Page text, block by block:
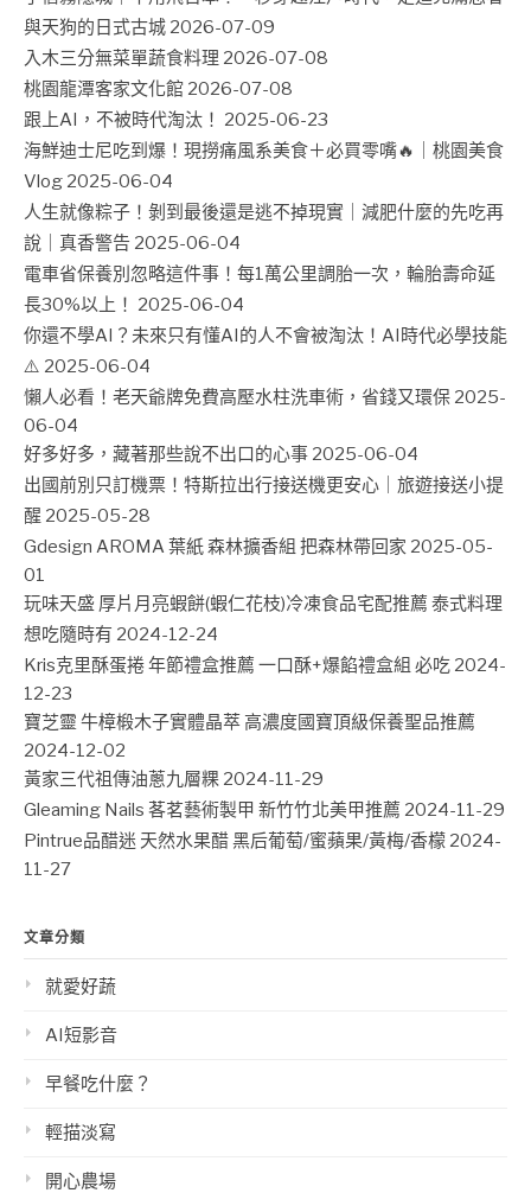
與天狗的日式古城 2026-07-09
入木三分無菜單蔬食料理 2026-07-08
桃園龍潭客家文化館 2026-07-08
跟上AI，不被時代淘汰！ 2025-06-23
海鮮迪士尼吃到爆！現撈痛風系美食＋必買零嘴🔥｜桃園美食
Vlog 2025-06-04
人生就像粽子！剝到最後還是逃不掉現實｜減肥什麼的先吃再
說｜真香警告 2025-06-04
電車省保養別忽略這件事！每1萬公里調胎一次，輪胎壽命延
長30%以上！ 2025-06-04
你還不學AI？未來只有懂AI的人不會被淘汰！AI時代必學技能
⚠️ 2025-06-04
懶人必看！老天爺牌免費高壓水柱洗車術，省錢又環保 2025-
06-04
好多好多，藏著那些說不出口的心事 2025-06-04
出國前別只訂機票！特斯拉出行接送機更安心｜旅遊接送小提
醒 2025-05-28
Gdesign AROMA 葉紙 森林擴香組 把森林帶回家 2025-05-
01
玩味天盛 厚片月亮蝦餅(蝦仁花枝)冷凍食品宅配推薦 泰式料理
想吃隨時有 2024-12-24
Kris克里酥蛋捲 年節禮盒推薦 一口酥+爆餡禮盒組 必吃 2024-
12-23
寶芝靈 牛樟椴木子實體晶萃 高濃度國寶頂級保養聖品推薦
2024-12-02
黃家三代祖傳油蔥九層粿 2024-11-29
Gleaming Nails 茖茗藝術製甲 新竹竹北美甲推薦 2024-11-29
Pintrue品醋迷 天然水果醋 黑后葡萄/蜜蘋果/黃梅/香檬 2024-
11-27
文章分類
就愛好蔬
AI短影音
早餐吃什麼？
輕描淡寫
開心農場